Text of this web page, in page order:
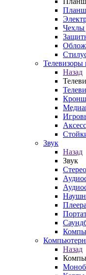
Чехлы
Телевизоры
Назад
Звук
Назад
Звук
Плеера
Назад